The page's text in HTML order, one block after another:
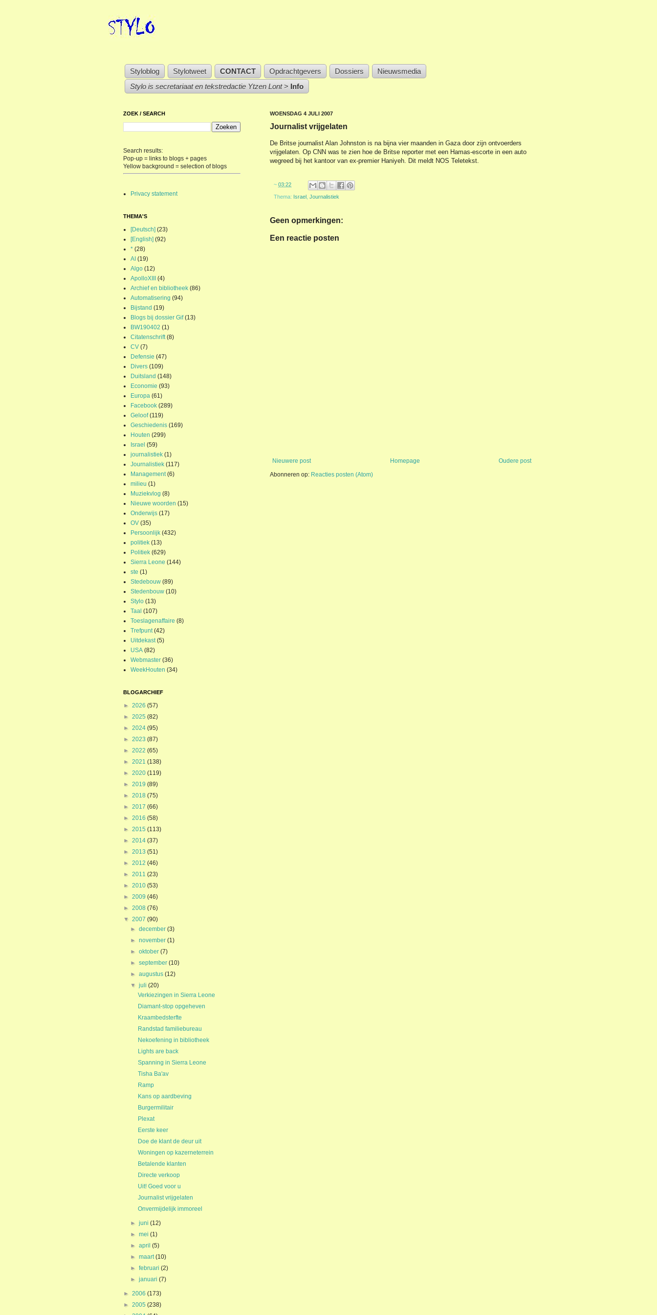
Styloblog Stylotweet CONTACT Opdrachtgevers Dossiers
Nieuwsmedia
Stylo is secretariaat en tekstredactie Ytzen Lont> Info
WOENSDAG 4 JULI 2007
Journalist vrijgelaten
De Britse journalist Alan Johnston is na bijna vier maanden in Gaza door zijn ontvoerders
vrijgelaten. Op CNN was te zien hoe de Britse reporter met een Hamas-escorte in een auto
wegreed bij het kantoor van ex-premier Haniyeh. Dit meldt NOS Teletekst.
~ 03:22
Thema: Israel Journalistiek
Geen opmerkingen:
Een reactie posten
Nieuwere post Oudere post
Homepage
Abonneren op: Reacties posten (Atom)
ZOEK / SEARCH
Search results:
Pop-up = links to blogs + pages
Yellow background = selection of blogs
Privacy statement
THEMA'S
[Deutsch] (23)
[English] (92)
* (28)
AI (19)
Algo (12)
ApolloXIII
(4)
Archief en bibliotheek (86)
Automatisering (94)
Bijstand (19)
Blogs bij dossier Gif (13)
BW190402 (1)
Citatenschrift (8)
CV (7)
Defensie (47)
Divers (109)
Duitsland (148)
Economie (93)
Europa (61)
Facebook (289)
Geloof (119)
Geschiedenis (169)
Houten (299)
Israel (59)
journalistiek (1)
Journalistiek (117)
Management (6)
milieu (1)
Muziekvlog (8)
Nieuwe woorden (15)
Onderwijs (17)
OV (35)
Persoonlijk (432)
politiek (13)
Politiek (629)
Sierra Leone (144)
ste (1)
Stedebouw (89)
Stedenbouw (10)
Stylo (13)
Taal (107)
Toeslagenaffaire (8)
Trefpunt (42)
Uitdekast (5)
USA (82)
Webmaster (36)
WeekHouten (34)
BLOGARCHIEF
► 2026 (57)
► 2025 (82)
► 2024 (95)
► 2023 (87)
► 2022 (65)
► 2021 (138)
► 2020 (119)
► 2019 (89)
► 2018 (75)
► 2017 (66)
► 2016 (58)
► 2015 (113)
► 2014 (37)
► 2013 (51)
► 2012 (46)
► 2011 (23)
► 2010 (53)
► 2009 (46)
► 2008 (76)
▼ 2007 (90)
►december(3)
►november(1)
►oktober(7)
►september(10)
►augustus(12)
▼juli(20)
Verkiezingen in Sierra Leone
Diamant-stop opgeheven
Kraambedsterfte
Randstad familiebureau
Nekoefening in bibliotheek
Lights are back
Spanning in Sierra Leone
Tisha Ba'av
Ramp
Kans op aardbeving
Burgermilitair
Plexat
Eerste keer
Doe de klant de deur uit
Woningen op kazerneterrein
Betalende klanten
Directe verkoop
Uit! Goed voor u
Journalist vrijgelaten
Onvermijdelijk immoreel
►juni(12)
►mei(1)
►april(5)
►maart(10)
►februari(2)
►januari(7)
► 2006 (173)
► 2005 (238)